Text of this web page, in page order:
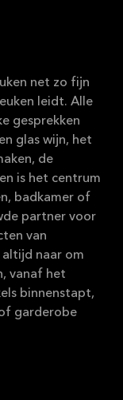
net zo fijn
leidt. Alle
gesprekken
glas wijn, het
de
is het centrum
badkamer of
partner voor
van
altijd naar om
vanaf het
binnenstapt,
garderobe